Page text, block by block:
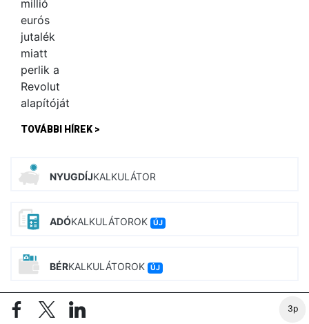
3p
TOVÁBBI HÍREK >
NYUGDÍJKALKULÁTOR
ADÓKALKULÁTOROK ÚJ
BÉRKALKULÁTOROK ÚJ
CSALÁD